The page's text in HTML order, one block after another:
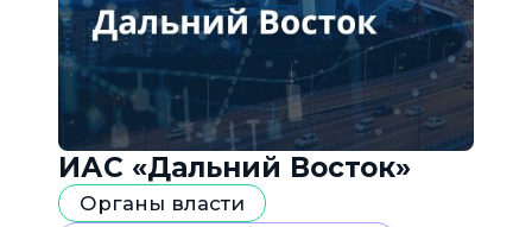
ИАС «Дальний Восток»
Органы власти